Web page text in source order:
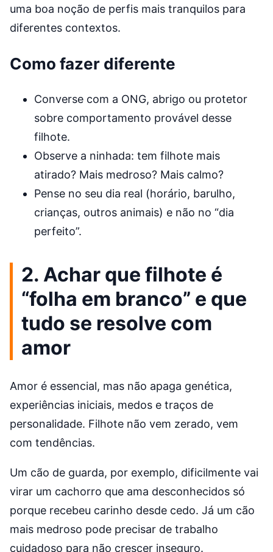
uma boa noção de perfis mais tranquilos para
diferentes contextos.
Como fazer diferente
Converse com a ONG, abrigo ou protetor
sobre comportamento provável desse
filhote.
Observe a ninhada: tem filhote mais
atirado? Mais medroso? Mais calmo?
Pense no seu dia real (horário, barulho,
crianças, outros animais) e não no “dia
perfeito”.
2. Achar que filhote é
“folha em branco” e que
tudo se resolve com
amor
Amor é essencial, mas não apaga genética,
experiências iniciais, medos e traços de
personalidade. Filhote não vem zerado, vem
com tendências.
Um cão de guarda, por exemplo, dificilmente vai
virar um cachorro que ama desconhecidos só
porque recebeu carinho desde cedo. Já um cão
mais medroso pode precisar de trabalho
cuidadoso para não crescer inseguro.